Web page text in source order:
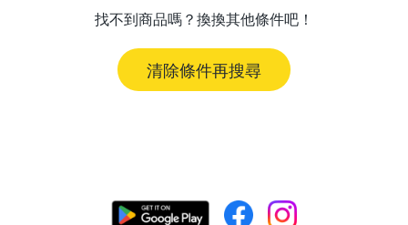
找不到商品嗎？換換其他條件吧！
清除條件再搜尋